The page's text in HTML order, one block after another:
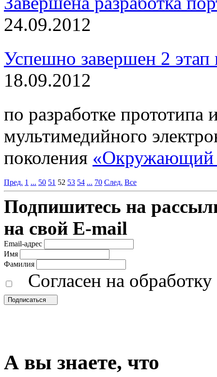
24.09.2012
Успешно завершен 2 этап
18.09.2012
по разработке прототипа
мультимедийного
поколения «Окружающий
Пред. 1 ... 50 51 52 53 54 ... 70 След. Все
Подпишитесь на
на свой E-mail
Email-адрес
Имя
Фамилия
Согласен на
Подписаться
А вы знаете, что